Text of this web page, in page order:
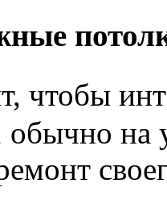
чтобы
обычно на